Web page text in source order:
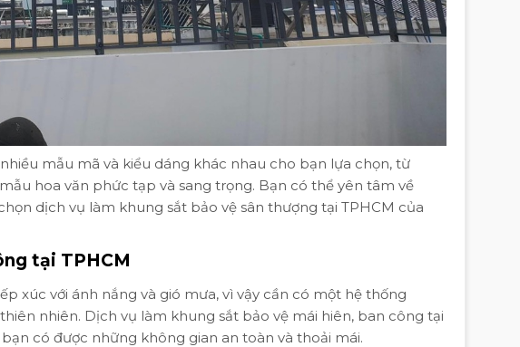
mẫu mã và kiểu dáng khác nhau cho bạn lựa chọn, từ
hoa văn phức tạp và sang trọng. Bạn có thể yên tâm về
dịch vụ làm khung sắt bảo vệ sân thượng tại TPHCM của
tại TPHCM
xúc với ánh nắng và gió mưa, vì vậy cần có một hệ thống
nhiên. Dịch vụ làm khung sắt bảo vệ mái hiên, ban công tại
có được những không gian an toàn và thoải mái.